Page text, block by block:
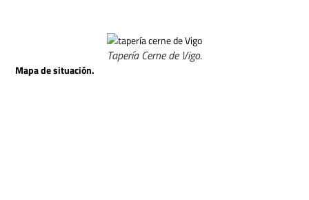
Tapería Cerne de Vigo.
Mapa de situación.